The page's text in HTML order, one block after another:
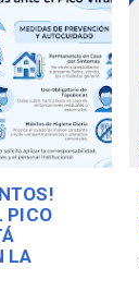
PICO
LA